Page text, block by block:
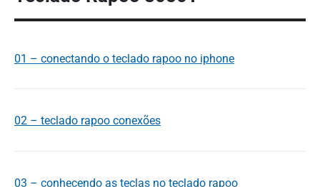
01 – conectando o teclado rapoo no iphone
02 – teclado rapoo conexões
03 – conhecendo as teclas no teclado rapoo